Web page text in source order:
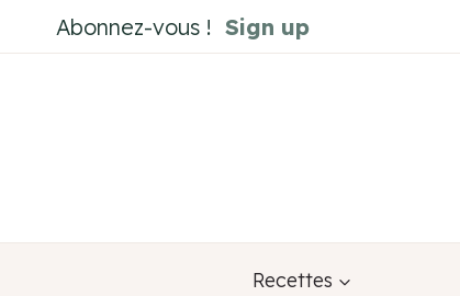
au
Abonnez-vous ! Sign up
Recettes